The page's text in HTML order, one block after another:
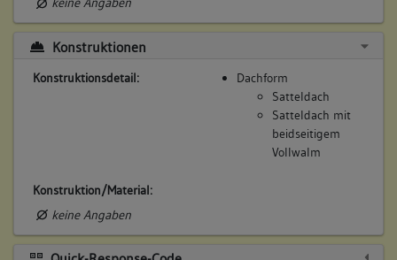
Konstruktionen
Konstruktionsdetail:
Dachform
Satteldach
Satteldach mit
beidseitigem
Vollwalm
Konstruktion/Material:
keine Angaben